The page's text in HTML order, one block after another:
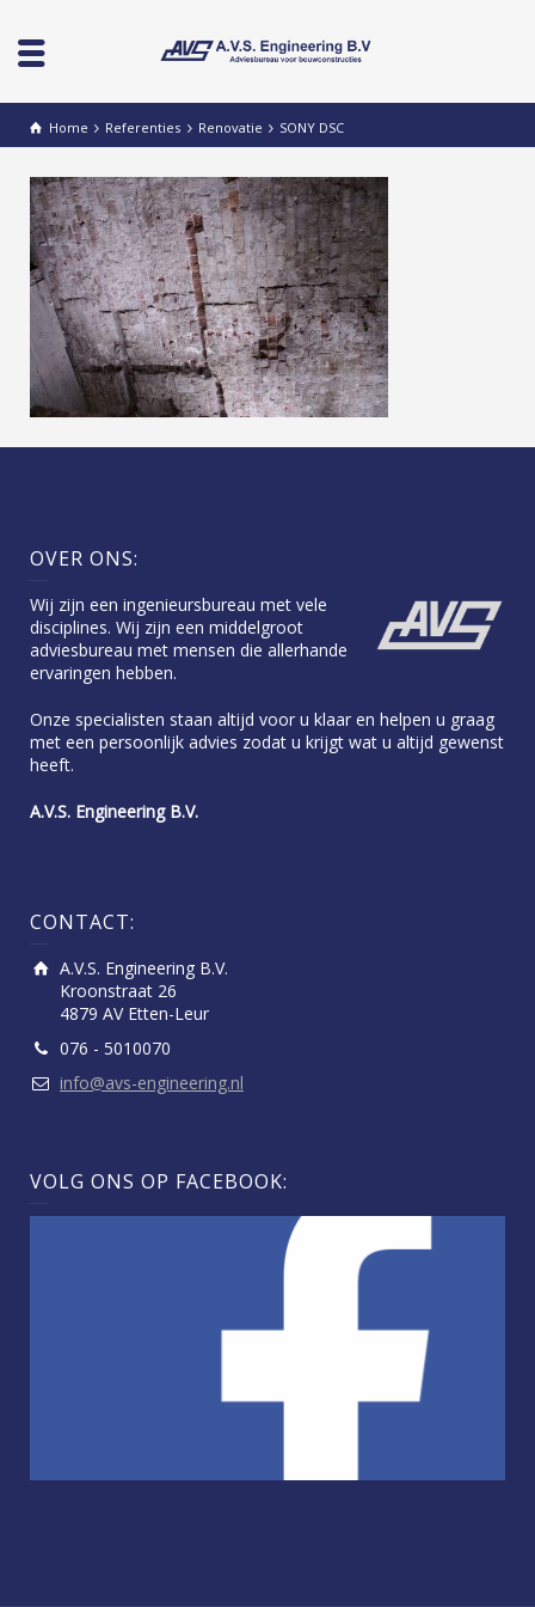
Home Referenties Renovatie SONY DSC
OVER ONS:
Wij zijn een ingenieursbureau met vele
disciplines. Wij zijn een middelgroot
adviesbureau met mensen die allerhande
ervaringen hebben.
Onze specialisten staan altijd voor u klaar en helpen u graag
met een persoonlijk advies zodat u krijgt wat u altijd gewenst
heeft.
A.V.S. Engineering B.V.
CONTACT:
A.V.S. Engineering B.V.
Kroonstraat 26
4879 AV Etten-Leur
076 - 5010070
info@avs-engineering.nl
VOLG ONS OP FACEBOOK: